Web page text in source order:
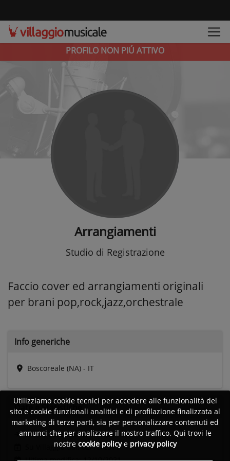
PROFILO NON PIÚ ATTIVO
Arrangiamenti
Studio di Registrazione
Faccio cover ed arrangiamenti originali
per brani pop,rock,jazz,orchestrale
Info generiche
Boscoreale (NA) - IT
Date eStatistiche
Ultimo accesso:Non disponibile
Su Villaggio dal: 02/12/2011
Utilizziamo cookie tecnici per accedere alle funzionalità del
sito e cookie funzionali analitici e di profilazione finalizzata al
marketing di terze parti, sia per personalizzare contenuti ed
annunci che per analizzare il nostro traffico. Qui trovi le
nostre cookie policye privacy policy